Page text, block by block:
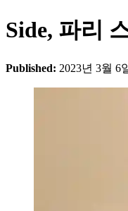
Side, 파리
Published: 2023년 3월 6